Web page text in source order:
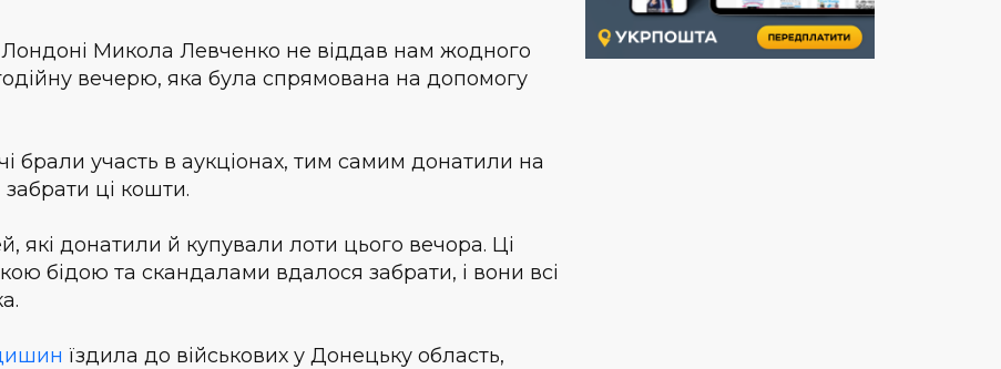
Лондоні Микола Левченко не віддав нам жодного
вечерю, яка була спрямована на допомогу
брали участь в аукціонах, тим самим донатили на
ці кошти.
які донатили й купували лоти цього вечора. Ці
бідою та скандалами вдалося забрати, і вони всі
їздила до військових у Донецьку область,